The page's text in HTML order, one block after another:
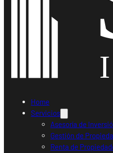
Home
Servicios
Asesoría de
Gestión de
Renta de